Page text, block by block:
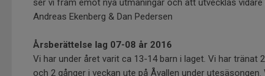
ser vi fram emot nya utmaningar och att utvecklas vidare
Andreas Ekenberg & Dan Pedersen
Årsberättelse lag 07-08 år 2016
Vi har under året varit ca 13-14 barn i laget. Vi har tränat
och 2 gånger i veckan ute på Åvallen under